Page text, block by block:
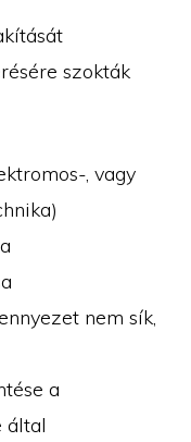
szokták
, vagy
nem sík,
a
által